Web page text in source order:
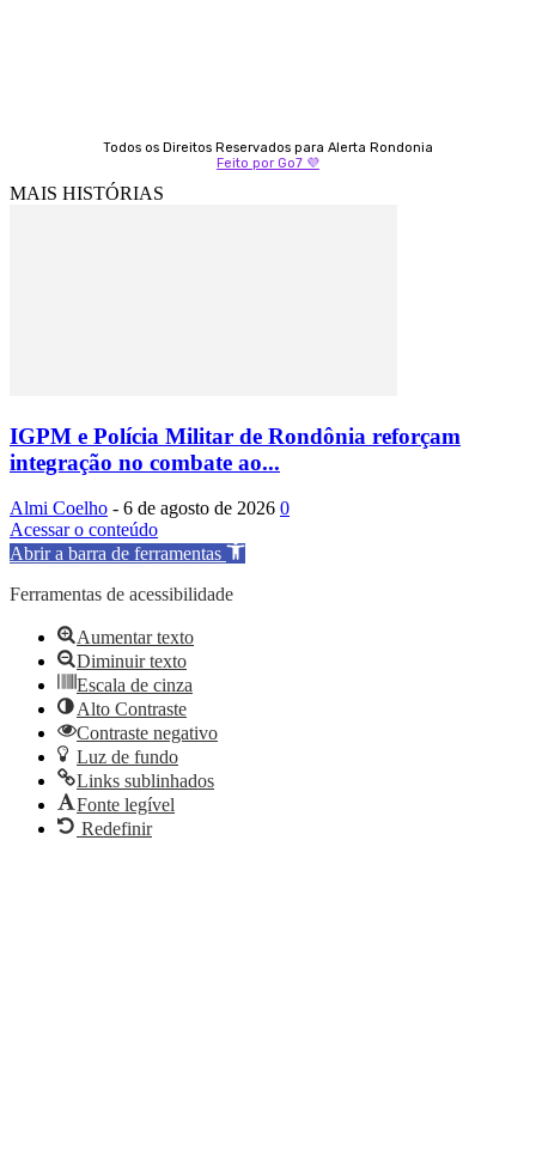
Todos os Direitos Reservados para Alerta Rondonia
Feito por Go7 💜
MAIS HISTÓRIAS
IGPM e Polícia Militar de Rondônia reforçam
integração no combate ao...
Almi Coelho - 6 de agosto de 2026 0
Acessar o conteúdo
Abrir a barra de ferramentas
Ferramentas de acessibilidade
Aumentar texto
Diminuir texto
Escala de cinza
Alto Contraste
Contraste negativo
Luz de fundo
Links sublinhados
Fonte legível
Redefinir